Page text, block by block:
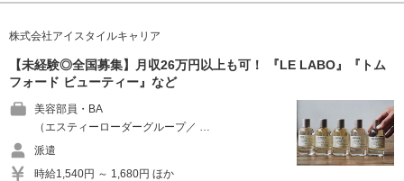
株式会社アイスタイルキャリア
【未経験◎全国募集】月収26万円以上も可！ 『LE LABO』『トム
フォード ビューティー』など
美容部員・BA
（エスティーローダーグループ／ …
派遣
時給1,540円 ～ 1,680円 ほか